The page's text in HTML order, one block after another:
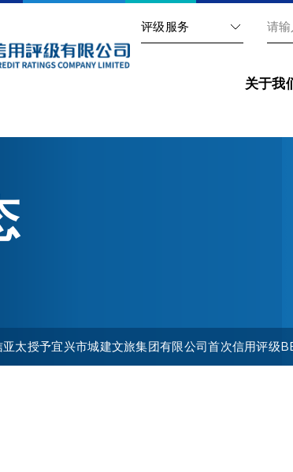
评级服务
关于我
亚太授予宜兴市城建文旅集团有限公司首次信用评级